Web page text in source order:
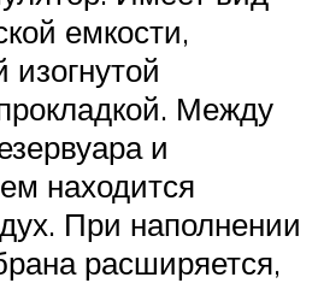
емкости,
Между
и
находится
При наполнении
расширяется,